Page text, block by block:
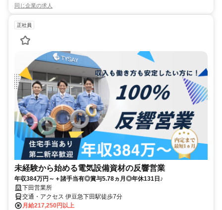
同じ企業の求人
正社員
未経験から始める電気設備資材の反響営業
年収384万円～＋諸手当有◎賞与5.78ヵ月◎年休131日♪
下田営業所
交通・アクセス 伊豆急下田駅徒歩7分
月給217,250円以上